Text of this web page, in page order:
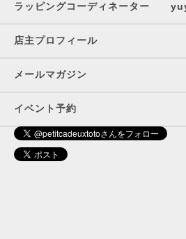
ラッピングコーディネーター
店主プロフィール
メールマガジン
イベント予約